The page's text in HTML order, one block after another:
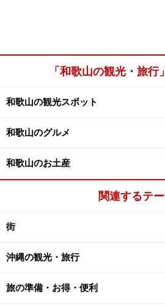
「和歌山の観光・旅行
和歌山の観光スポット
和歌山のグルメ
和歌山のお土産
関連するテ
街
沖縄の観光・旅行
旅の準備・お得・便利